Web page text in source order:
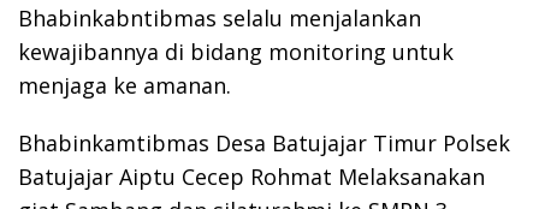
Bhabinkabntibmas selalu menjalankan
kewajibannya di bidang monitoring untuk
menjaga ke amanan.
Bhabinkamtibmas Desa Batujajar Timur Polsek
Batujajar Aiptu Cecep Rohmat Melaksanakan